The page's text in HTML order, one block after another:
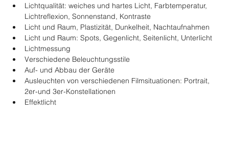
Lichtqualität: weiches und hartes Licht, Farbtemperatur,
Lichtreflexion, Sonnenstand, Kontraste
Licht und Raum, Plastizität, Dunkelheit, Nachtaufnahmen
Licht und Raum: Spots, Gegenlicht, Seitenlicht, Unterlicht
Lichtmessung
Verschiedene Beleuchtungsstile
Auf- und Abbau der Geräte
Ausleuchten von verschiedenen Filmsituationen: Portrait,
2er-und 3er-Konstellationen
Effektlicht
FOODER